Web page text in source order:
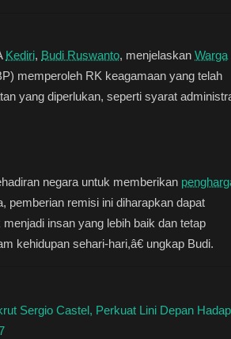
Kediri, Budi Ruswanto, menjelaskan Warga
memperoleh RK keagamaan yang telah
yang diperlukan, seperti syarat
negara untuk memberikan
pemberian remisi ini diharapkan dapat
insan yang lebih baik dan tetap
kehidupan sehari-hari,â€ ungkap Budi.
Sergio Castel, Perkuat Lini Depan